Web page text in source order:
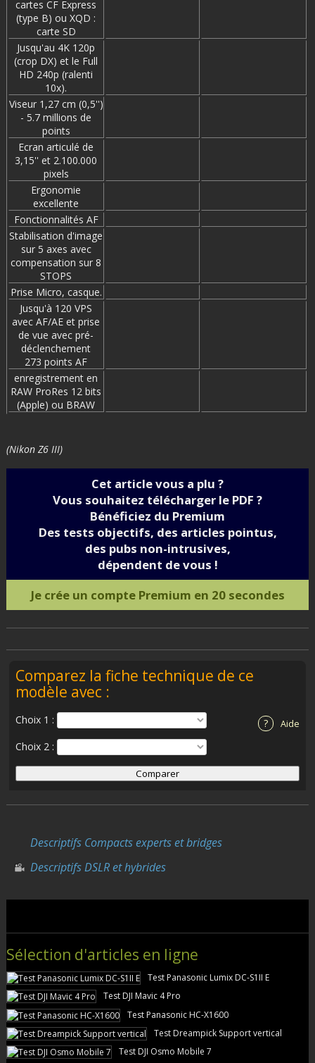
cartes CF Express
(type B) ou XQD :
carte SD
Jusqu'au 4K 120p
(crop DX) et le Full
HD 240p (ralenti
10x).
Viseur 1,27 cm (0,5'')
- 5.7 millions de
points
Ecran articulé de
3,15'' et 2.100.000
pixels
Ergonomie
excellente
Fonctionnalités AF
Stabilisation d'image
sur 5 axes avec
compensation sur 8
STOPS
Prise Micro, casque.
Jusqu'à 120 VPS
avec AF/AE et prise
de vue avec pré-
déclenchement
273 points AF
enregistrement en
RAW ProRes 12 bits
(Apple) ou BRAW
(Nikon Z6 III)
Cet article vous a plu ?
Vous souhaitez télécharger le PDF ?
Bénéficiez du Premium
Des tests objectifs, des articles pointus,
des pubs non-intrusives,
dépendent de vous !
Je crée un compte Premium en 20 secondes
Comparez la fiche technique de ce
modèle avec :
? Aide
Choix 1 :
Choix 2 :
Descriptifs Compacts experts et bridges
Descriptifs DSLR et hybrides
Sélection d'articles en ligne
Test Panasonic Lumix DC-S1II E
Test DJI Mavic 4 Pro
Test Panasonic HC-X1600
Test Dreampick Support vertical
Test DJI Osmo Mobile 7